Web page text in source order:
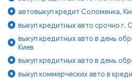
автовыкуп кредит Соломенка,
выкуп кредитных авто срочно г.
выкуп кредитных авто в день
Киев
выкуп кредитных авто в день
выкуп коммерческих авто в